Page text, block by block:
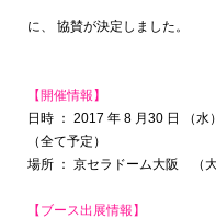
に、 協賛が決定しました。
【開催情報】
日時 ： 2017 年 8 月30 日 （
（全て予定）
場所 ： 京セラドーム大阪 （
【ブース出展情報】